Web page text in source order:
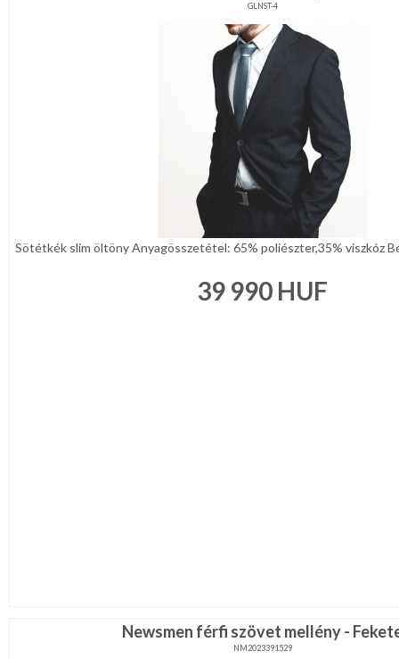
GLNST-4
Sötétkék slim öltöny Anyagösszetétel: 65% poliészter,35% viszkóz
39 990 HUF
Newsmen férfi szövet mellény -
NM2023391529